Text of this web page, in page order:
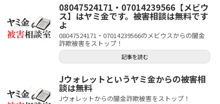
08047524171・07014239566【メビウ
ス】はヤミ金です。被害相談は無料です
よ
08047524171・07014239566のメビウスからの闇金
詐欺被害をストップ！
記事を読む
Jウォレットというヤミ金からの被害相
談は無料
Jウォレットからの闇金詐欺被害をストップ！